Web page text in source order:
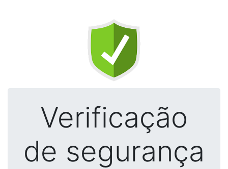
Verificação
de segurança